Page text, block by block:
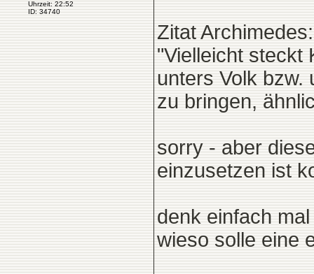
Uhrzeit: 22:52
ID: 34740
Zitat Archimedes:
"Vielleicht steckt
unters Volk bzw.
zu bringen,
sorry - aber
einzusetzen ist
denk einfach
wieso solle eine